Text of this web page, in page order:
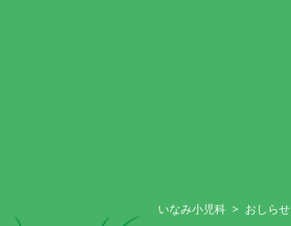
いなみ小児科 > おしらせ